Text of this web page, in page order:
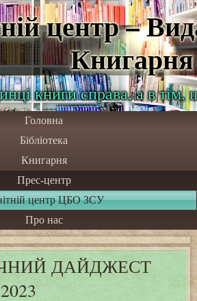
центр –
Книгарня
книги справа, а в
Головна
Бібліотека
Книгарня
Прес-центр
центр ЦБО ЗСУ
Про нас
ДАЙДЖЕСТ